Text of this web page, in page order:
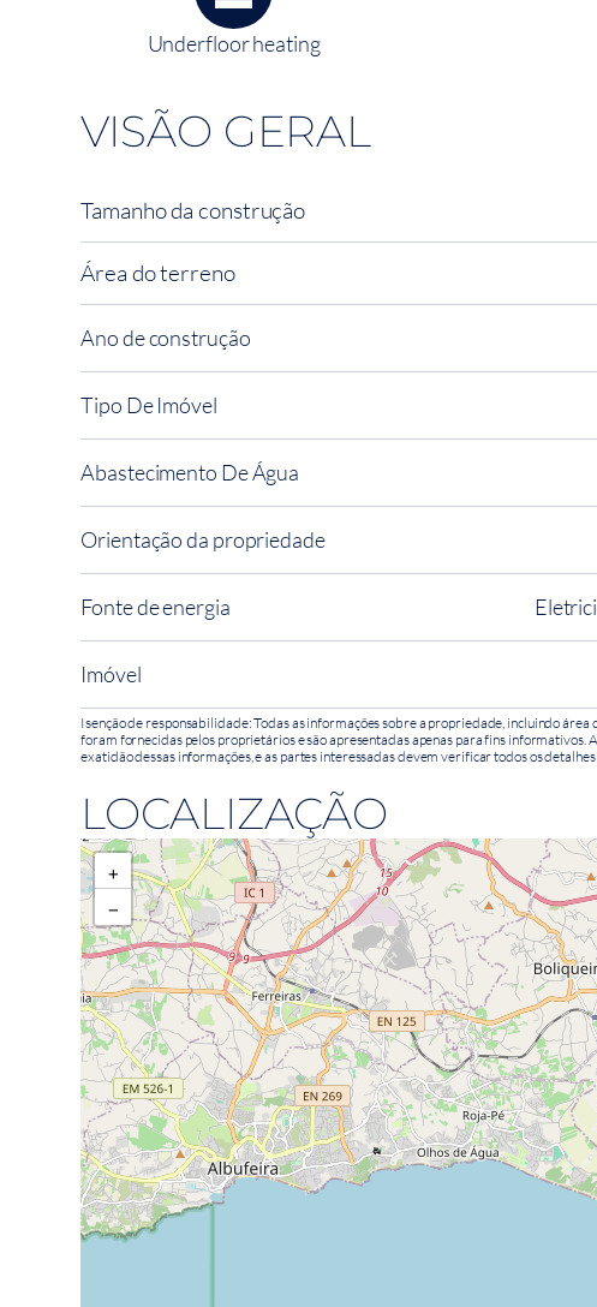
Underfloor heating
VISÃO GERAL
Tamanho da construção
Área do terreno
Ano de construção
Tipo De Imóvel
Abastecimento De Água
Orientação da propriedade
Fonte de energia
Imóvel
Isenção de responsabilidade: Todas as informações sobre a propriedade, incluindo área
foram fornecidas pelos proprietários e são apresentadas apenas para fins informativos.
exatidão dessas informações, e as partes interessadas devem verificar todos os detalhes
LOCALIZAÇÃO
+
−